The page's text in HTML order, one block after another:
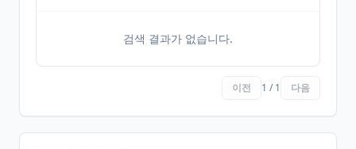
검색 결과가 없습니다.
이전 1 / 1 다음